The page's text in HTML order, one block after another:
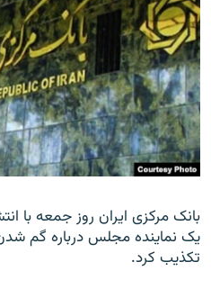
بانک مرکزی ایران روز جمعه با
تکذیب کرد.